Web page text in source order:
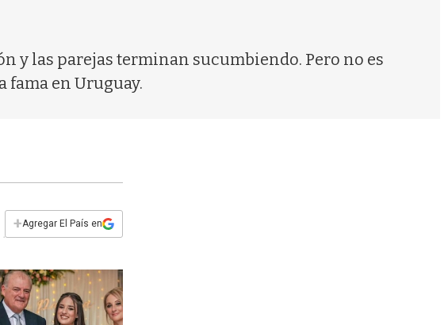
y las parejas terminan sucumbiendo. Pero no es
fama en Uruguay.
+Agregar El País en